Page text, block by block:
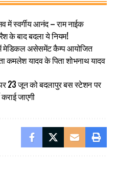
में स्वर्गीय आनंद – राम नाईक
के बाद बदला ये नियम!
मेडिकल असेसमेंट कैम्प आयोजित
कमलेश यादव के पिता शोभनाथ यादव
23 जून को बदलापुर बस स्टेशन पर
जाएगी